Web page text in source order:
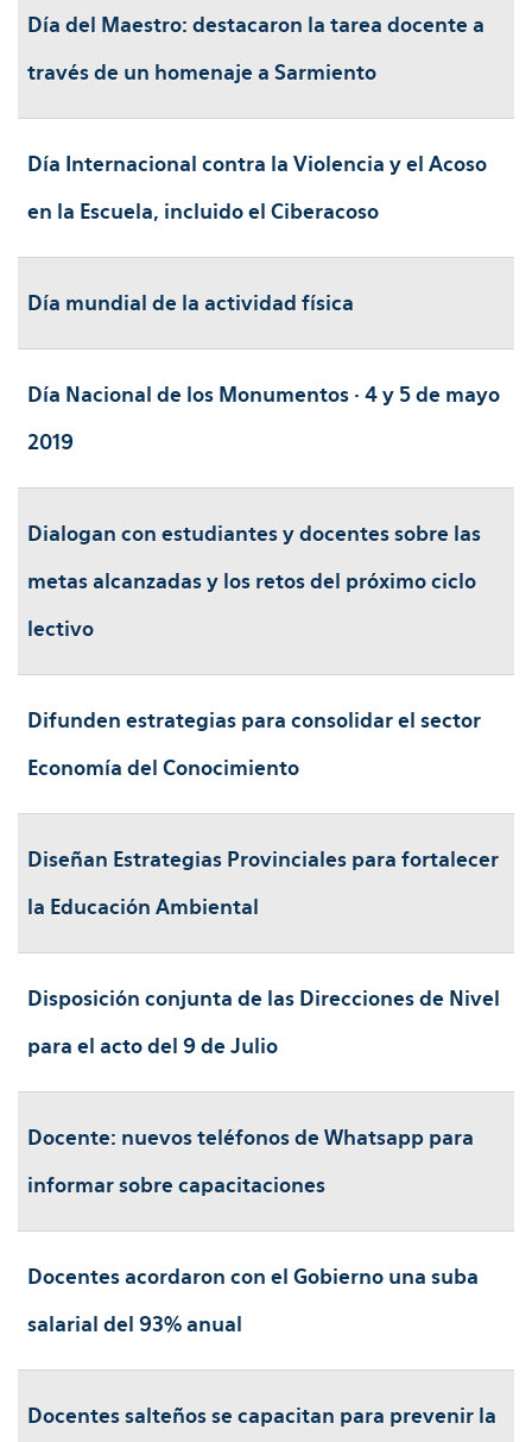
Día del Maestro: destacaron la tarea docente a
través de un homenaje a Sarmiento
Día Internacional contra la Violencia y el Acoso
en la Escuela, incluido el Ciberacoso
Día mundial de la actividad física
Día Nacional de los Monumentos · 4 y 5 de mayo
2019
Dialogan con estudiantes y docentes sobre las
metas alcanzadas y los retos del próximo ciclo
lectivo
Difunden estrategias para consolidar el sector
Economía del Conocimiento
Diseñan Estrategias Provinciales para fortalecer
la Educación Ambiental
Disposición conjunta de las Direcciones de Nivel
para el acto del 9 de Julio
Docente: nuevos teléfonos de Whatsapp para
informar sobre capacitaciones
Docentes acordaron con el Gobierno una suba
salarial del 93% anual
Docentes salteños se capacitan para prevenir la